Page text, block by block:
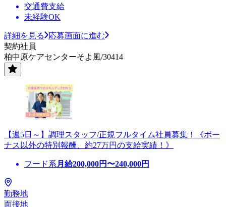
交通費支給
未経験OK
詳細を見る
応募画面に進む
契約社員
柏中原ケアセンターそよ風/30414
【週5日～】調理スタッフ/正規フルタイム社員募集！《ボー
ナス以外の特別報酬、約27万円の支給実績！》
フード系 月給200,000円〜240,000円
勤務地
面接地